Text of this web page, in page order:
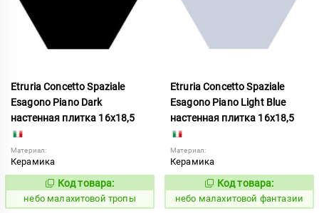
Etruria Concetto Spaziale
Esagono Piano Dark
настенная плитка 16x18,5
Материал:
Керамика
1115983
Код товара:
небо малахитовой тропы
Etruria Concetto Spaziale
Esagono Piano Light Blue
настенная плитка 16x18,5
Материал:
Керамика
1115987
Код товара:
небо малахитовой фантазии